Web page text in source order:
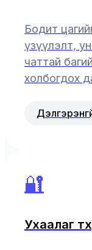
Бодит
үзүүлэлт,
чаттай
холбогдох
🔐
Ухаалаг